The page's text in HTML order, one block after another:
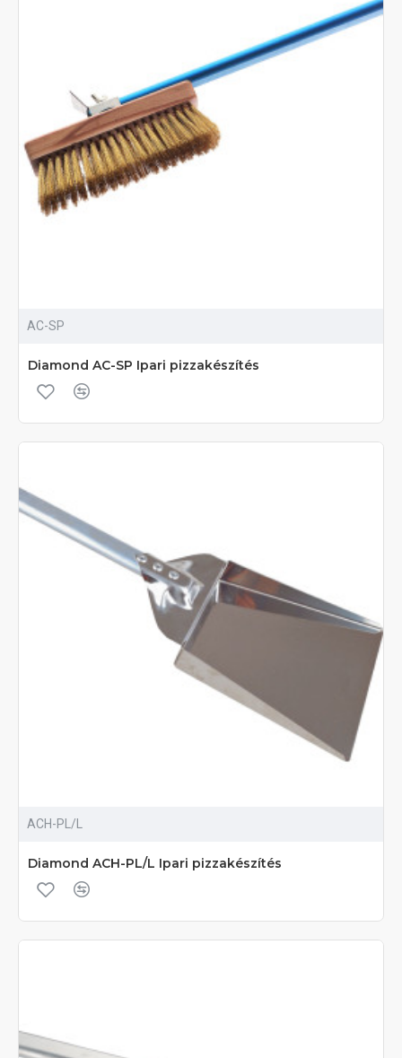
AC-SP
Diamond AC-SP Ipari pizzakészítés
ACH-PL/L
Diamond ACH-PL/L Ipari pizzakészítés